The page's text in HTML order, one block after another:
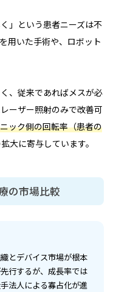
」という患者ニーズは不
用いた手術や、ロボット
、従来であればメスが必
ーザー照射のみで改善可
ック側の回転率（患者の
大に寄与しています。
の市場比較
とデバイス市場が根本
行するが、成長率では
法人による寡占化が進